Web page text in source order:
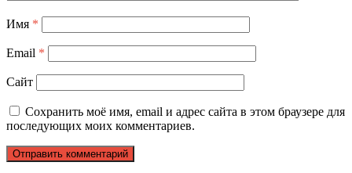
Имя *
Email *
Сайт
Сохранить моё имя, email и адрес сайта в этом браузере для
последующих моих комментариев.